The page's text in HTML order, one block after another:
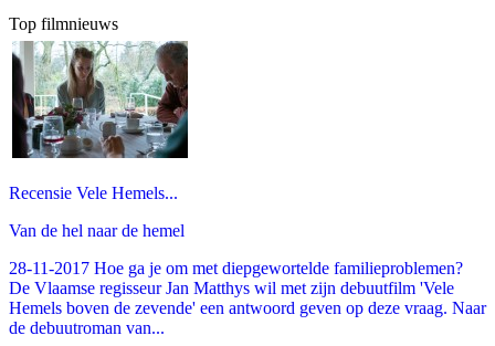
Top filmnieuws
Recensie Vele Hemels...
Van de hel naar de hemel
28-11-2017 Hoe ga je om met diepgewortelde familieproblemen?
De Vlaamse regisseur Jan Matthys wil met zijn debuutfilm 'Vele
Hemels boven de zevende' een antwoord geven op deze vraag. Naar
de debuutroman van...